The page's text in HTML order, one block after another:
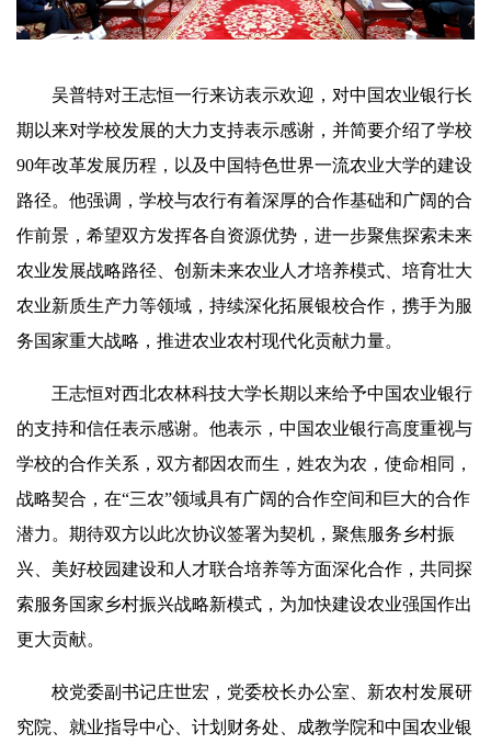
吴普特对王志恒一行来访表示欢迎，对中国农业银行长
期以来对学校发展的大力支持表示感谢，并简要介绍了学校
90年改革发展历程，以及中国特色世界一流农业大学的建设
路径。他强调，学校与农行有着深厚的合作基础和广阔的合
作前景，希望双方发挥各自资源优势，进一步聚焦探索未来
农业发展战略路径、创新未来农业人才培养模式、培育壮大
农业新质生产力等领域，持续深化拓展银校合作，携手为服
务国家重大战略，推进农业农村现代化贡献力量。
王志恒对西北农林科技大学长期以来给予中国农业银行
的支持和信任表示感谢。他表示，中国农业银行高度重视与
学校的合作关系，双方都因农而生，姓农为农，使命相同，
战略契合，在“三农”领域具有广阔的合作空间和巨大的合作
潜力。期待双方以此次协议签署为契机，聚焦服务乡村振
兴、美好校园建设和人才联合培养等方面深化合作，共同探
索服务国家乡村振兴战略新模式，为加快建设农业强国作出
更大贡献。
校党委副书记庄世宏， 党委校长办公室、新农村发展研
究院、就业指导中心、计划财务处、成教学院和中国农业银